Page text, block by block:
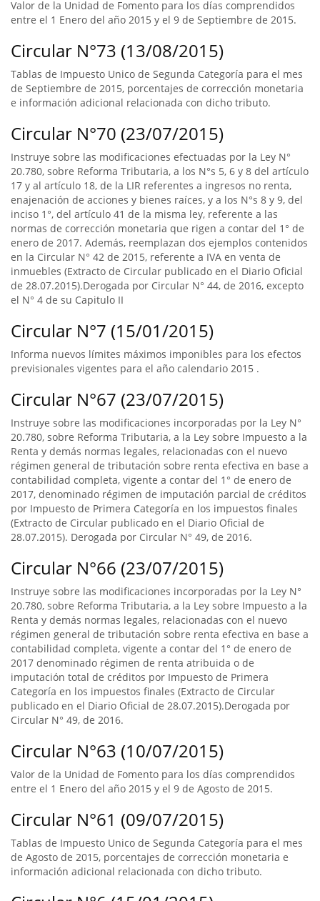
Valor de la Unidad de Fomento para los días comprendidos
entre el 1 Enero del año 2015 y el 9 de Septiembre de 2015.
Circular N°73 (13/08/2015)
Tablas de Impuesto Unico de Segunda Categoría para el mes
de Septiembre de 2015, porcentajes de corrección monetaria
e información adicional relacionada con dicho tributo.
Circular N°70 (23/07/2015)
Instruye sobre las modificaciones efectuadas por la Ley N°
20.780, sobre Reforma Tributaria, a los N°s 5, 6 y 8 del artículo
17 y al artículo 18, de la LIR referentes a ingresos no renta,
enajenación de acciones y bienes raíces, y a los N°s 8 y 9, del
inciso 1°, del artículo 41 de la misma ley, referente a las
normas de corrección monetaria que rigen a contar del 1° de
enero de 2017. Además, reemplazan dos ejemplos contenidos
en la Circular N° 42 de 2015, referente a IVA en venta de
inmuebles (Extracto de Circular publicado en el Diario Oficial
de 28.07.2015).Derogada por Circular N° 44, de 2016, excepto
el N° 4 de su Capitulo II
Circular N°7 (15/01/2015)
Informa nuevos límites máximos imponibles para los efectos
previsionales vigentes para el año calendario 2015 .
Circular N°67 (23/07/2015)
Instruye sobre las modificaciones incorporadas por la Ley N°
20.780, sobre Reforma Tributaria, a la Ley sobre Impuesto a la
Renta y demás normas legales, relacionadas con el nuevo
régimen general de tributación sobre renta efectiva en base a
contabilidad completa, vigente a contar del 1° de enero de
2017, denominado régimen de imputación parcial de créditos
por Impuesto de Primera Categoría en los impuestos finales
(Extracto de Circular publicado en el Diario Oficial de
28.07.2015). Derogada por Circular N° 49, de 2016.
Circular N°66 (23/07/2015)
Instruye sobre las modificaciones incorporadas por la Ley N°
20.780, sobre Reforma Tributaria, a la Ley sobre Impuesto a la
Renta y demás normas legales, relacionadas con el nuevo
régimen general de tributación sobre renta efectiva en base a
contabilidad completa, vigente a contar del 1° de enero de
2017 denominado régimen de renta atribuida o de
imputación total de créditos por Impuesto de Primera
Categoría en los impuestos finales (Extracto de Circular
publicado en el Diario Oficial de 28.07.2015).Derogada por
Circular N° 49, de 2016.
Circular N°63 (10/07/2015)
Valor de la Unidad de Fomento para los días comprendidos
entre el 1 Enero del año 2015 y el 9 de Agosto de 2015.
Circular N°61 (09/07/2015)
Tablas de Impuesto Unico de Segunda Categoría para el mes
de Agosto de 2015, porcentajes de corrección monetaria e
información adicional relacionada con dicho tributo.